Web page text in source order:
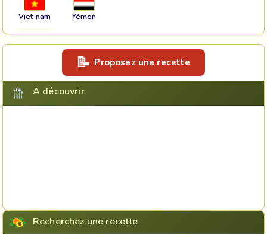
Viet-nam Yémen
Proposez une recette
A découvrir
Recherchez une recette